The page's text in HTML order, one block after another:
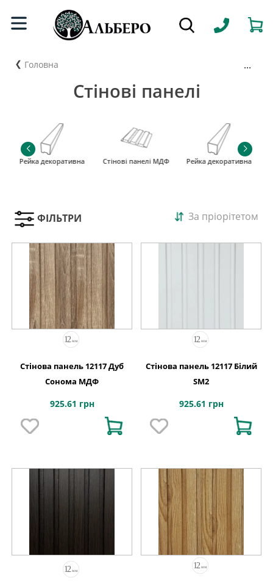
Головна ...
Стінові панелі
Рейка декоративна Стінові панелі МДФ Рейка декоративна
ФІЛЬТРИ За пріорітетом
Стінова панель 12117 Дуб
Сонома МДФ
925.61 грн
Стінова панель 12117 Білий
SM2
925.61 грн